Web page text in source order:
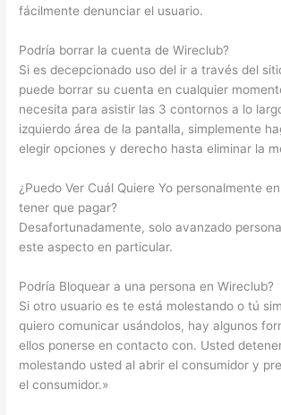
fácilmente denunciar el usuario.
Podría borrar la cuenta de Wireclub?
Si es decepcionado uso del ir a través del
puede borrar su cuenta en cualquier
necesita para asistir las 3 contornos a lo
izquierdo área de la pantalla, simplemente
elegir opciones y derecho hasta eliminar la
¿Puedo Ver Cuál Quiere Yo personalmente
tener que pagar?
Desafortunadamente, solo avanzado
este aspecto en particular.
Podría Bloquear a una persona en Wireclub?
Si otro usuario es te está molestando o tú
quiero comunicar usándolos, hay algunos
ellos ponerse en contacto con. Usted
molestando usted al abrir el consumidor y
el consumidor.»